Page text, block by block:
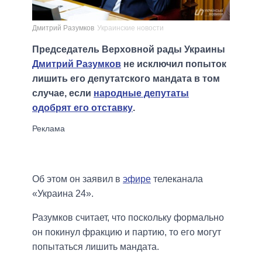
Дмитрий Разумков Украинские новости
Председатель Верховной рады Украины
Дмитрий Разумков не исключил попыток
лишить его депутатского мандата в том
случае, если народные депутаты
одобрят его отставку.
Об этом он заявил в эфире телеканала
«Украина 24».
Разумков считает, что поскольку формально
он покинул фракцию и партию, то его могут
попытаться лишить мандата.